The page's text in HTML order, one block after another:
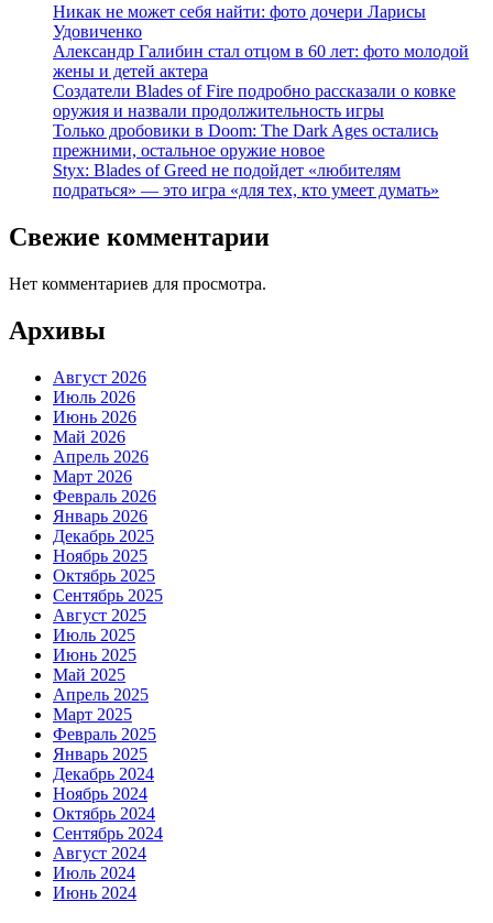
Никак не может себя найти: фото дочери Ларисы
Удовиченко
Александр Галибин стал отцом в 60 лет: фото молодой
жены и детей актера
Создатели Blades of Fire подробно рассказали о ковке
оружия и назвали продолжительность игры
Только дробовики в Doom: The Dark Ages остались
прежними, остальное оружие новое
Styx: Blades of Greed не подойдет «любителям
подраться» — это игра «для тех, кто умеет думать»
Свежие комментарии
Нет комментариев для просмотра.
Архивы
Август 2026
Июль 2026
Июнь 2026
Май 2026
Апрель 2026
Март 2026
Февраль 2026
Январь 2026
Декабрь 2025
Ноябрь 2025
Октябрь 2025
Сентябрь 2025
Август 2025
Июль 2025
Июнь 2025
Май 2025
Апрель 2025
Март 2025
Февраль 2025
Январь 2025
Декабрь 2024
Ноябрь 2024
Октябрь 2024
Сентябрь 2024
Август 2024
Июль 2024
Июнь 2024